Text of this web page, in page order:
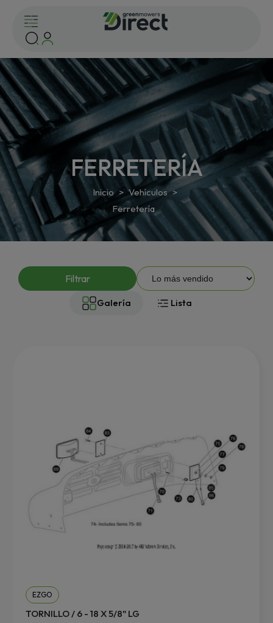
FERRETERÍA
Inicio
Vehículos
Ferretería
Filtrar
Galería Lista
EZGO
TORNILLO / 6 - 18 X 5/8" LG